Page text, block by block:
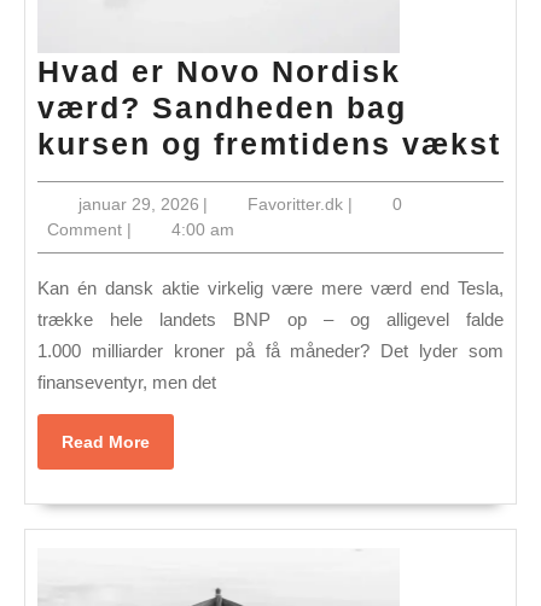
Hvad er Novo Nordisk
værd? Sandheden bag
kursen og fremtidens vækst
er
januar 29, 2026januar
29,
2026
| Favoritter.dkFavoritter.dk
|
0
Comment | 4:00 am
Kan én dansk aktie virkelig være mere værd end Tesla,
trække hele landets BNP op – og alligevel falde
1.000 milliarder kroner på få måneder? Det lyder som
finans­eventyr, men det
Read MoreRead
More